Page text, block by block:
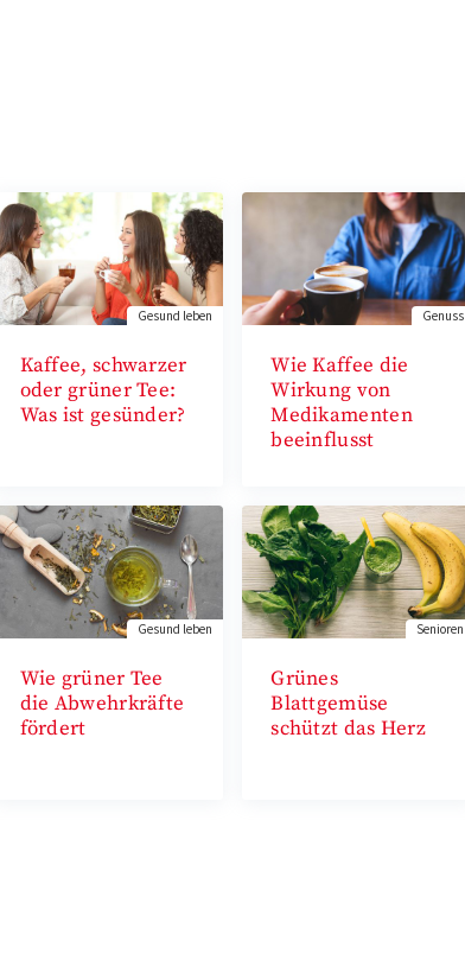
Gesund leben
Kaffee, schwarzer
oder grüner Tee:
Was ist gesünder?
Genuss
Wie Kaffee die
Wirkung von
Medikamenten
beeinflusst
Gesund leben
Wie grüner Tee
die Abwehrkräfte
fördert
Senioren
Grünes
Blattgemüse
schützt das Herz